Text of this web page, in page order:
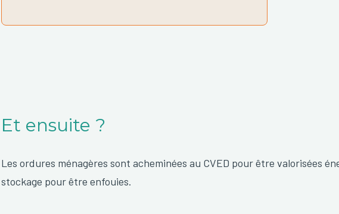
Et ensuite ?
Les ordures ménagères sont acheminées au CVED pour être valorisées
stockage pour être enfouies.